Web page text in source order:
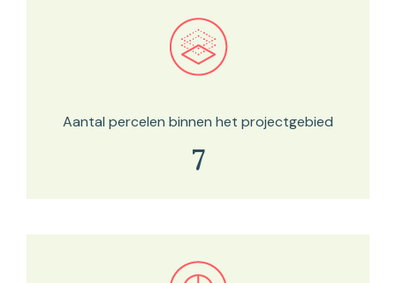
Bekijk in onze kaartviewer
Aantal percelen binnen het projectgebied
7